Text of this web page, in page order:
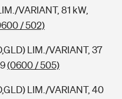
VARIANT, 81 kW,
/ 502)
LIM./VARIANT, 37
(0600 / 505)
LIM./VARIANT, 40